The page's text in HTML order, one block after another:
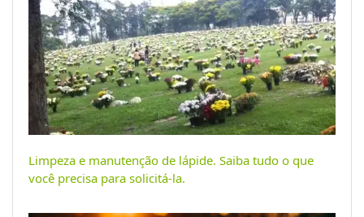
Limpeza e manutenção de lápide. Saiba tudo o que
você precisa para solicitá-la.